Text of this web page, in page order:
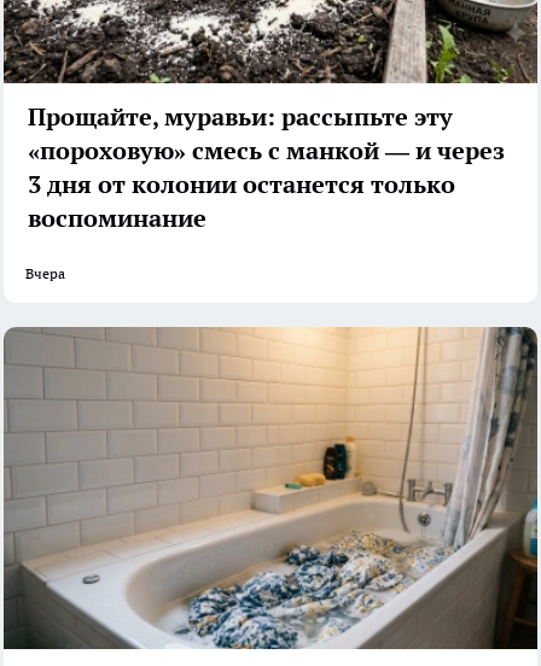
Прощайте, муравьи: рассыпьте эту
«пороховую» смесь с манкой — и через
3 дня от колонии останется только
воспоминание
Вчера